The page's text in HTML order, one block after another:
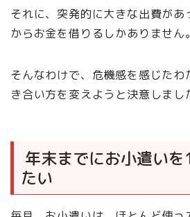
それに、突発的に大きな出費があ
からお金を借りるしかありません。
そんなわけで、危機感を感じたわ
き合い方を変えようと決意しまし
年末までにお小遣い
たい